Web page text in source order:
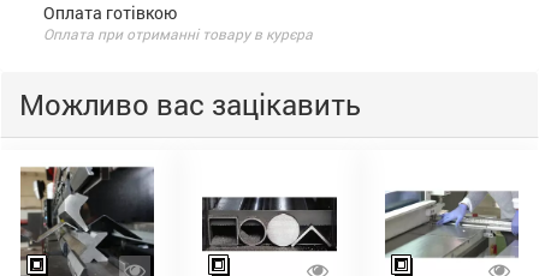
Оплата готівкою
Оплата при отриманні товару в курєра
Можливо вас зацікавить